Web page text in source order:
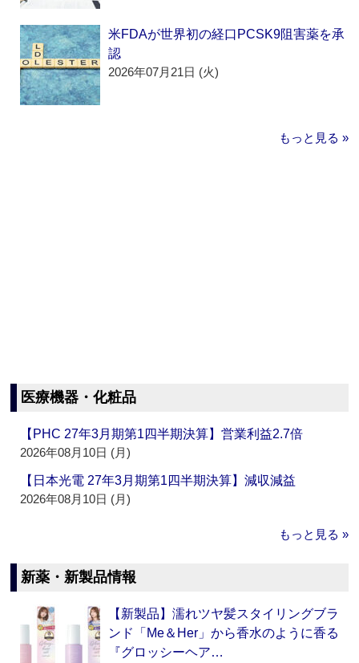
米FDAが世界初の経口PCSK9阻害薬を承
認
2026年07月21日 (火)
もっと見る »
医療機器・化粧品
【PHC 27年3月期第1四半期決算】営業利益2.7倍
2026年08月10日 (月)
【日本光電 27年3月期第1四半期決算】減収減益
2026年08月10日 (月)
もっと見る »
新薬・新製品情報
【新製品】濡れツヤ髪スタイリングブラ
ンド「Me＆Her」から香水のように香る
『グロッシーヘア…